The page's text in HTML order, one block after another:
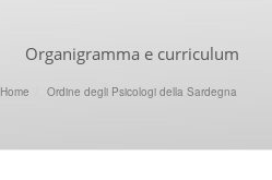
Organigramma e curriculum
Home Ordine degli Psicologi della Sardegna